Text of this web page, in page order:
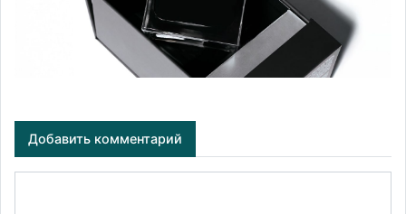
Добавить комментарий